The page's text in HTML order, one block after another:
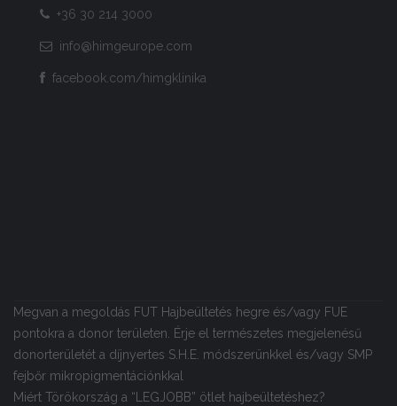
+36 30 214 3000
info@himgeurope.com
facebook.com/himgklinika
Megvan a megoldás FUT Hajbeültetés hegre és/vagy FUE
pontokra a donor területen. Érje el természetes megjelenésű
donorterületét a díjnyertes S.H.E. módszerünkkel és/vagy SMP
fejbőr mikropigmentációnkkal
Miért Törökország a “LEGJOBB” ötlet hajbeültetéshez?